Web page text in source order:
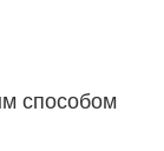
способом